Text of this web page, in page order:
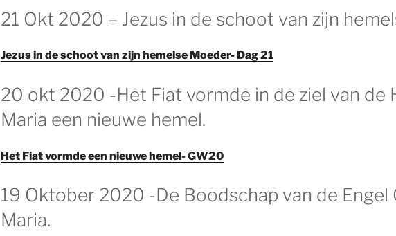
GEPLAATST
OP
21 Okt 2020 – Jezus in de schoot van zijn
Jezus in de schoot van zijn hemelse Moeder- Dag 21
GEPLAATST
OP
20 okt 2020 -Het Fiat vormde in de ziel van de
Maria een nieuwe hemel.
Het Fiat vormde een nieuwe hemel- GW20
GEPLAATST
OP
19 Oktober 2020 -De Boodschap van de Engel
Maria.